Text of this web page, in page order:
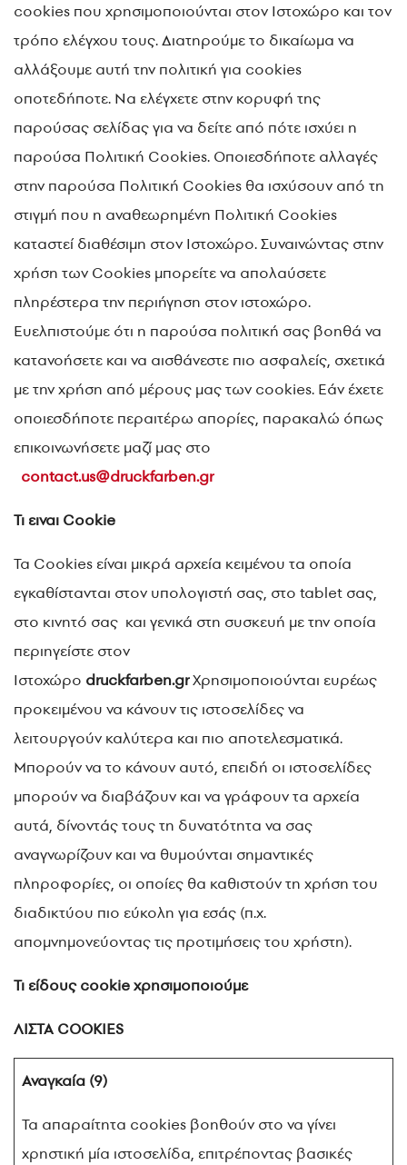
cookies που χρησιμοποιούνται στον Ιστοχώρο και τον
τρόπο ελέγχου τους. Διατηρούμε το δικαίωμα να
αλλάξουμε αυτή την πολιτική για cookies
οποτεδήποτε. Να ελέγχετε στην κορυφή της
παρούσας σελίδας για να δείτε από πότε ισχύει η
παρούσα Πολιτική Cookies. Οποιεσδήποτε αλλαγές
στην παρούσα Πολιτική Cookies θα ισχύσουν από τη
στιγμή που η αναθεωρημένη Πολιτική Cookies
καταστεί διαθέσιμη στον Ιστοχώρο. Συναινώντας στην
χρήση των Cookies μπορείτε να απολαύσετε
πληρέστερα την περιήγηση στον ιστοχώρο.
Ευελπιστούμε ότι η παρούσα πολιτική σας βοηθά να
κατανοήσετε και να αισθάνεστε πιο ασφαλείς, σχετικά
με την χρήση από μέρους μας των cookies. Εάν έχετε
οποιεσδήποτε περαιτέρω απορίες, παρακαλώ όπως
επικοινωνήσετε μαζί μας στο
contact.us@druckfarben.gr
Τι ειναι Cookie
Τα Cookies είναι μικρά αρχεία κειμένου τα οποία
εγκαθίστανται στον υπολογιστή σας, στο tablet σας,
στο κινητό σας και γενικά στη συσκευή με την οποία
περιηγείστε στον
Ιστοχώρο druckfarben.grΧρησιμοποιούνται ευρέως
προκειμένου να κάνουν τις ιστοσελίδες να
λειτουργούν καλύτερα και πιο αποτελεσματικά.
Μπορούν να το κάνουν αυτό, επειδή οι ιστοσελίδες
μπορούν να διαβάζουν και να γράφουν τα αρχεία
αυτά, δίνοντάς τους τη δυνατότητα να σας
αναγνωρίζουν και να θυμούνται σημαντικές
πληροφορίες, οι οποίες θα καθιστούν τη χρήση του
διαδικτύου πιο εύκολη για εσάς (π.χ.
απομνημονεύοντας τις προτιμήσεις του χρήστη).
Τι είδους cookie χρησιμοποιούμε
ΛΙΣΤΑ COOKIES
Αναγκαία (9)
Τα απαραίτητα cookies βοηθούν στο να γίνει
χρηστική μία ιστοσελίδα, επιτρέποντας βασικές